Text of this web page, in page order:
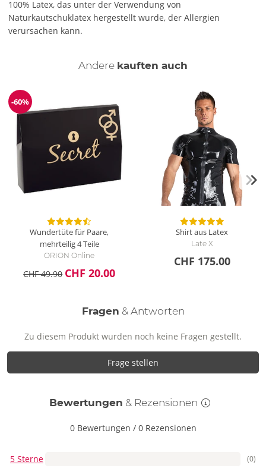
100% Latex, das unter der Verwendung von
Naturkautschuklatex hergestellt wurde, der Allergien
verursachen kann.
Andere kauften auch
Reduzierung
-60%
Wundertüte für Paare,
mehrteilig4 Teile
ORION Online
CHF 49.90 CHF 20.00
Shirt aus Latex
Late X
CHF 175.00
Fragen & Antworten
Zu diesem Produkt wurden noch keine Fragen gestellt.
Frage stellen
Bewertungen & Rezensionen
0 Bewertungen / 0 Rezensionen
5 Sterne (0)